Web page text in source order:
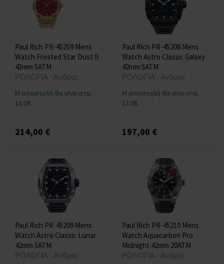
Paul Rich PR-45259 Mens
Watch Frosted Star Dust II
43mm 5ATM
ΡΟΛΟΓΙΑ - Άνδρες
Η αποστολή θα γίνει στις
13.08.
214,00 €
Paul Rich PR-45208 Mens
Watch Astro Classic Galaxy
42mm 5ATM
ΡΟΛΟΓΙΑ - Άνδρες
Η αποστολή θα γίνει στις
13.08.
197,00 €
Paul Rich PR-45209 Mens
Watch Astro Classic Lunar
42mm 5ATM
ΡΟΛΟΓΙΑ - Άνδρες
Paul Rich PR-45210 Mens
Watch Aquacarbon Pro
Midnight 42mm 20ATM
ΡΟΛΟΓΙΑ - Άνδρες